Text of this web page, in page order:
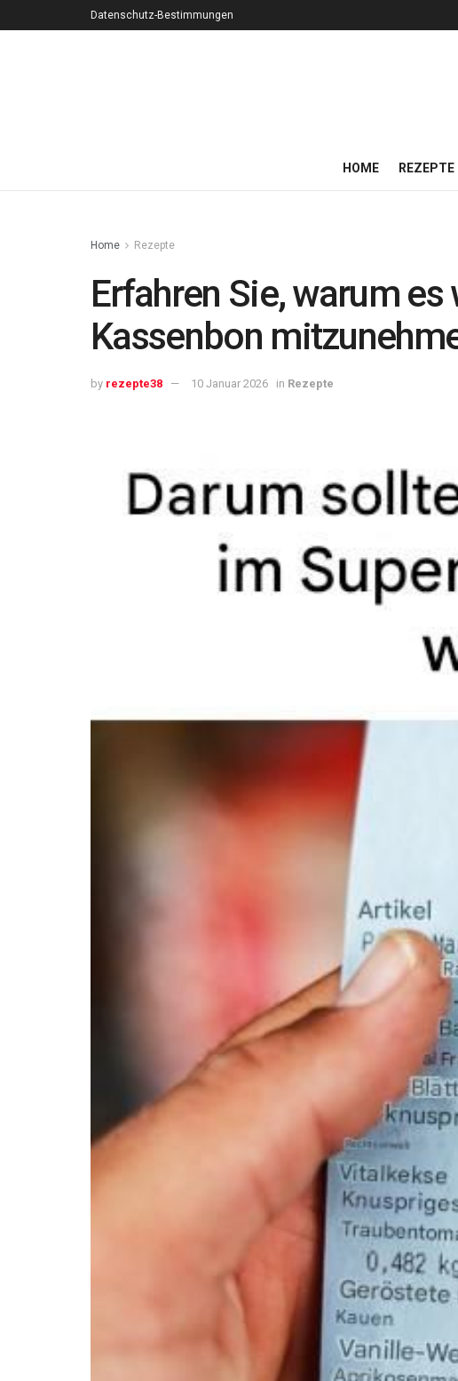
Datenschutz-Bestimmungen
HOME REZEPTE
Home Rezepte
Erfahren Sie, warum
Kassenbon
by rezepte38 10 Januar 2026 in Rezepte